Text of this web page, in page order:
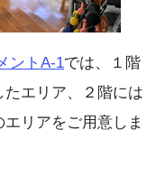
ントA-1では、１階
エリア、２階には
リアをご用意しま